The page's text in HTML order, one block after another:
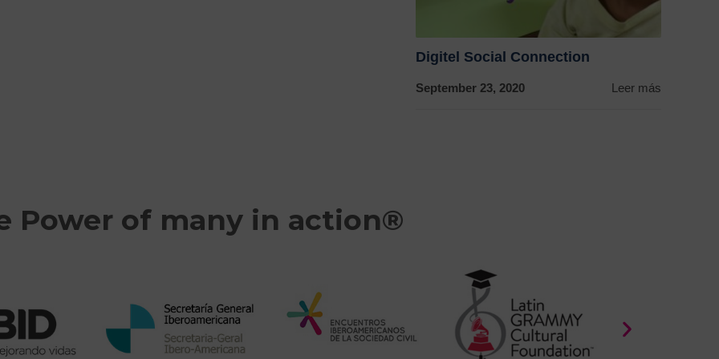
Digitel Social Connection
September 23, 2020 Leer más
Power of many in action®